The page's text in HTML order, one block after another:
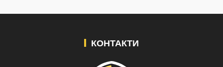
КОНТАКТИ